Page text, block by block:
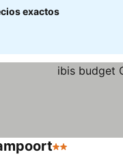
exactos
2 Estrellas